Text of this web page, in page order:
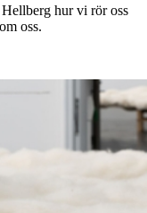
hur vi rör oss
oss.